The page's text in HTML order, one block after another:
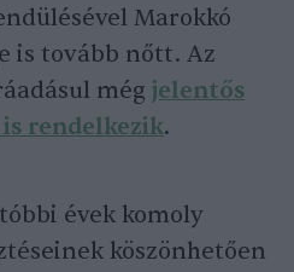
Marokkó
is tovább nőtt. Az
még jelentős
rendelkezik.
évek komoly
köszönhetően